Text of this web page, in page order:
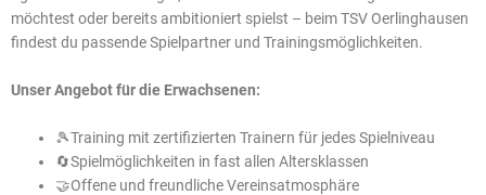
möchtest oder bereits ambitioniert spielst – beim TSV Oerlinghausen
findest du passende Spielpartner und Trainingsmöglichkeiten.
Unser Angebot für die Erwachsenen:
🎾Training mit zertifizierten Trainern für jedes Spielniveau
🔄Spielmöglichkeiten in fast allen Altersklassen
🤝Offene und freundliche Vereinsatmosphäre